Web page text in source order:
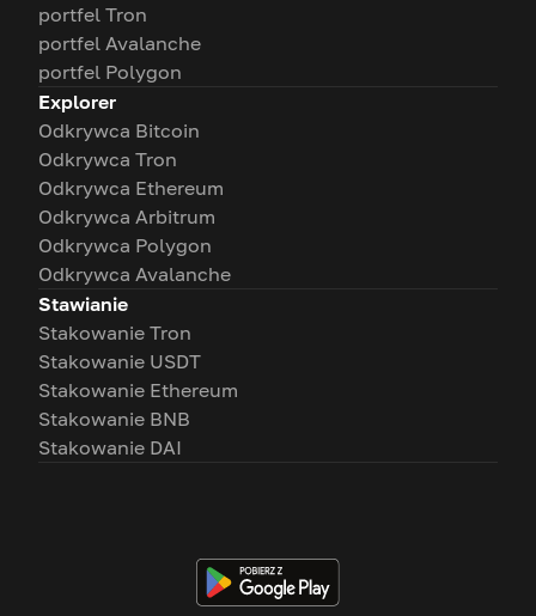
portfel Tron
portfel Avalanche
portfel Polygon
Explorer
Odkrywca Bitcoin
Odkrywca Tron
Odkrywca Ethereum
Odkrywca Arbitrum
Odkrywca Polygon
Odkrywca Avalanche
Stawianie
Stakowanie Tron
Stakowanie USDT
Stakowanie Ethereum
Stakowanie BNB
Stakowanie DAI